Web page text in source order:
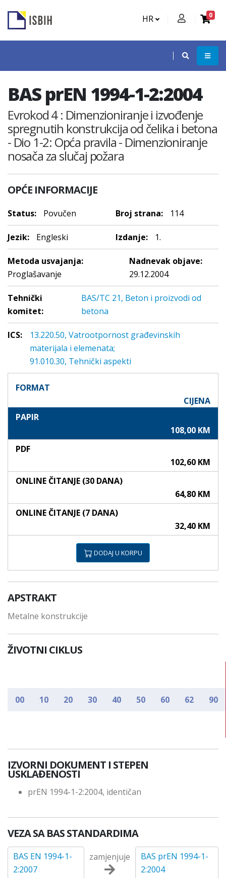
HR 0
BAS prEN 1994-1-2:2004
Evrokod 4 : Dimenzioniranje i izvođenje
spregnutih konstrukcija od čelika i betona
- Dio 1-2: Opća pravila - Dimenzioniranje
nosača za slučaj požara
OPĆE INFORMACIJE
Status: Povučen Broj strana: 114
Jezik: Engleski Izdanje: 1.
Metoda usvajanja:
Proglašavanje
Nadnevak objave:
29.12.2004
Tehnički
komitet:
BAS/TC 21, Beton i proizvodi od
betona
ICS:
13.220.50, Vatrootpornost građevinskih
materijala i elemenata;
91.010.30, Tehnički aspekti
FORMAT
CIJENA
PAPIR
108,00 KM
PDF
102,60 KM
ONLINE ČITANJE (30 DANA)
64,80 KM
ONLINE ČITANJE (7 DANA)
32,40 KM
DODAJ U KORPU
APSTRAKT
Metalne konstrukcije
ŽIVOTNI CIKLUS
00 10 20 30 40 50 60 62 90
IZVORNI DOKUMENT I STEPEN
USKLAĐENOSTI
prEN 1994-1-2:2004, identičan
VEZA SA BAS STANDARDIMA
BAS EN 1994-1-
2:2007
zamjenjuje
BAS prEN 1994-1-
2:2004